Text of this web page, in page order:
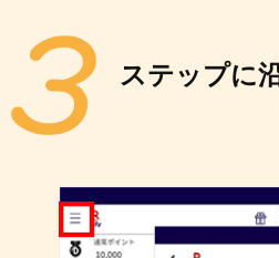
ステップに